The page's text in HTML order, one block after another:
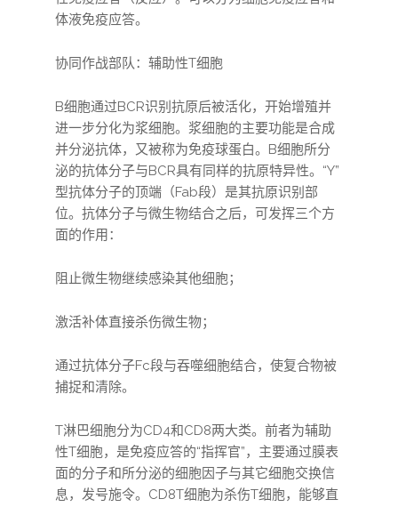
体液免疫应答。
协同作战部队：辅助性T细胞
B细胞通过BCR识别抗原后被活化，开始增殖并
进一步分化为浆细胞。浆细胞的主要功能是合成
并分泌抗体，又被称为免疫球蛋白。B细胞所分
泌的抗体分子与BCR具有同样的抗原特异性。“Y”
型抗体分子的顶端（Fab段）是其抗原识别部
位。抗体分子与微生物结合之后，可发挥三个方
面的作用：
阻止微生物继续感染其他细胞；
激活补体直接杀伤微生物；
通过抗体分子Fc段与吞噬细胞结合，使复合物被
捕捉和清除。
T淋巴细胞分为CD4和CD8两大类。前者为辅助
性T细胞，是免疫应答的“指挥官”，主要通过膜表
面的分子和所分泌的细胞因子与其它细胞交换信
息，发号施令。CD8T细胞为杀伤T细胞，能够直